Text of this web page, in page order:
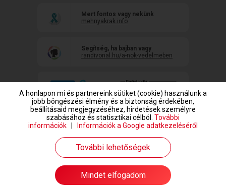
Mert fontos vagy nekünk
mehnyakrak.info
Segítség, ha bajban vagy
randivonal.hu/a-nok-vedelmeben
www.randivonal.hu © Copyright 1999-2026 Dating Central Europe Zrt.
A honlapon mi és partnereink sütiket (cookie) használunk a
jobb böngészési élmény és a biztonság érdekében,
beállításaid megjegyzéséhez, hirdetések személyre
szabásához és statisztikai célból. További
információk
Információk a Google adatkezeléséről
További lehetőségek
Mindet elfogadom